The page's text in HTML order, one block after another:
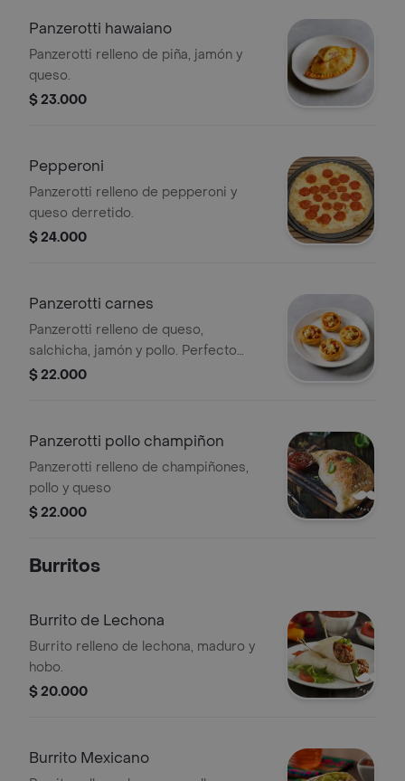
Panzerotti hawaiano
Panzerotti relleno de piña, jamón y
queso.
$ 23.000
Pepperoni
Panzerotti relleno de pepperoni y
queso derretido.
$ 24.000
Panzerotti carnes
Panzerotti relleno de queso,
salchicha, jamón y pollo. Perfecto
para disfrutar una mezcla de sabores
$ 22.000
Panzerotti pollo champiñon
Panzerotti relleno de champiñones,
pollo y queso
$ 22.000
Burritos
Burrito de Lechona
Burrito relleno de lechona, maduro y
hobo.
$ 20.000
Burrito Mexicano